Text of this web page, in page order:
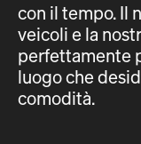
con il tempo. Il
veicoli e la
perfettamente
luogo che
comodità.